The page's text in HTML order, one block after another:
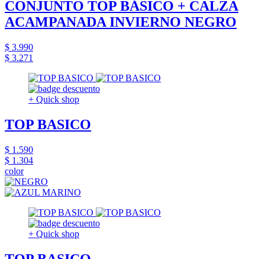
CONJUNTO TOP BÁSICO + CALZA
ACAMPANADA INVIERNO NEGRO
$ 3.990
$ 3.271
+ Quick shop
TOP BASICO
$ 1.590
$ 1.304
color
+ Quick shop